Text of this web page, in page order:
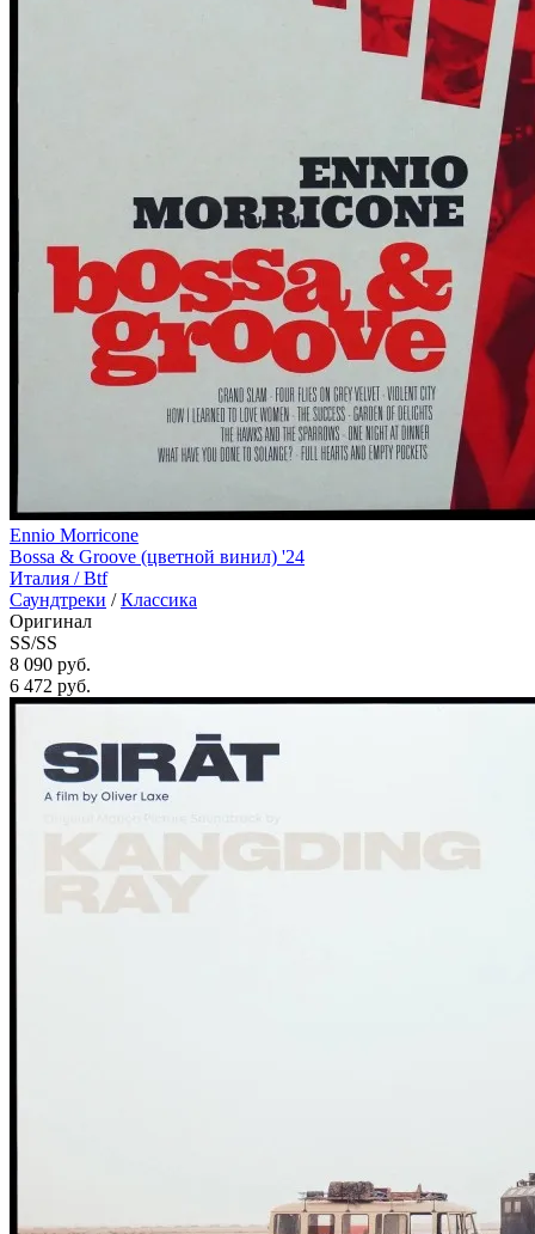
Ennio Morricone
Bossa & Groove (цветной винил) '24
Италия /Btf
Саундтреки /Классика
Оригинал
SS/SS
8 090 руб.
6 472 руб.